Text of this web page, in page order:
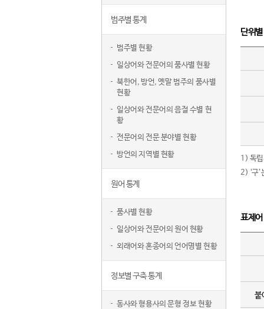
범주별 통계
범주별 현황
일상어와 전문어의 품사별 현황
북한어, 방언, 옛말 범주의 품사별
현황
일상어와 전문어의 음절 수별 현
황
전문어의 전문 분야별 현황
방언의 지역별 현황
원어 통계
품사별 현황
일상어와 전문어의 원어 현황
외래어와 혼종어의 언어명별 현황
정보별 구축 통계
동사와 형용사의 문형 정보 현황
단위
1) 독립
2) ‘구
표제
붙